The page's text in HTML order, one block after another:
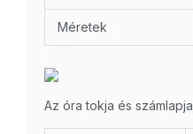
Méretek
Az óra tokja és számlapja